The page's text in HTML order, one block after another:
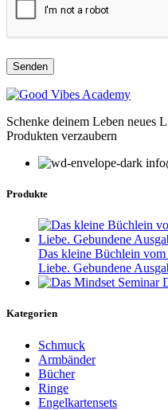
Schenke deinem Leben neues
Produkten verzaubern
Produkte
Das kleine Büchlein
Liebe. Gebundene
Kategorien
Schmuck
Armbänder
Bücher
Ringe
Engelkartensets